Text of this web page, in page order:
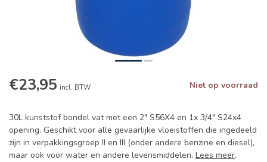
€23,95 incl. BTW Niet op voorraad
30L kunststof bondel vat met een 2" S56X4 en 1x 3/4" S24x4
opening. Geschikt voor alle gevaarlijke vloeistoffen die ingedeeld
zijn in verpakkingsgroep II en III (onder andere benzine en diesel),
maar ook voor water en andere levensmiddelen. Lees meer.